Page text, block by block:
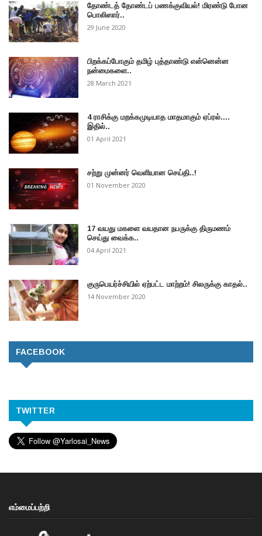
தோண்டத் தோண்டப் பணக்குவியல்! மிரண்டு போன
பொலிஸார்..
29 June 2020
பிறக்கப்போகும் தமிழ் புத்தாண்டு என்னென்ன
நன்மைகளை..
28 March 2021
4 ராசிக்கு மறக்கமுடியாத மாதமாகும் ஏப்ரல்....
இதில்..
01 April 2021
சற்று முன்னர் வெளியான செய்தி..!
01 November 2020
17 வயது மகளை வயதான நபருக்கு திருமணம்
செய்து வைக்க..
04 April 2021
குருபெயர்ச்சியில் ஏற்பட்ட மாற்றம்! சிலருக்கு காதல்..
14 November 2020
FACEBOOK
TWITTER
எம்மைப்பற்றி